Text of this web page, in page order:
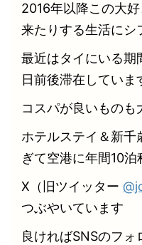
2016年以降この大
来たりする生活にシ
最近はタイにいる期
日前後滞在していま
コスパが良いものも
ホテルステイ＆新千
ぎて空港に年間10泊
X（旧ツイッター
つぶやいています
良ければSNSのフ